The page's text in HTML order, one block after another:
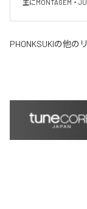
主にMONTAGEM・
PHONKSUKIの他の